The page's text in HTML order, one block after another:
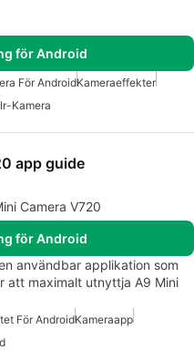
för Android
För AndroidKameraeffekter
Kamera
app guide
Camera V720
för Android
användbar applikation som
att maximalt utnyttja A9 Mini
För AndroidKameraapp